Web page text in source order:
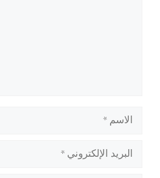
الاسم
البريد
الإلكتروني